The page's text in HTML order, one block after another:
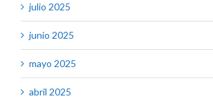
julio 2025
junio 2025
mayo 2025
abril 2025